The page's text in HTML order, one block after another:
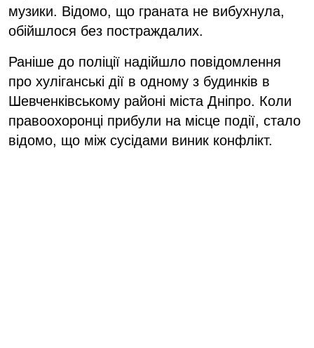
музики. Відомо, що граната не вибухнула,
обійшлося без постраждалих.
Раніше до поліції надійшло повідомлення
про хуліганські дії в одному з будинків в
Шевченківському районі міста Дніпро. Коли
правоохоронці прибули на місце події, стало
відомо, що між сусідами виник конфлікт.